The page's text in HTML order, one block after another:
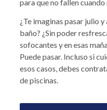
para que no fallen cuando
¿Te imaginas pasar julio
baño? ¿Sin poder
sofocantes y en esas
Puede pasar. Incluso si
esos casos, debes
de piscinas.